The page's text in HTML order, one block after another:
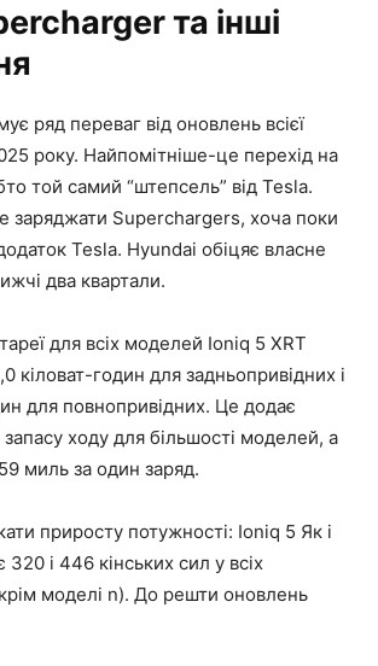
та інші
ряд переваг від оновлень всієї
року. Найпомітніше-це перехід на
той самий “штепсель” від Tesla.
заряджати Superchargers, хоча поки
Tesla. Hyundai обіцяє власне
два квартали.
для всіх моделей Ioniq 5 XRT
кіловат-годин для задньопривідних і
для повнопривідних. Це додає
ходу для більшості моделей, а
миль за один заряд.
приросту потужності: Ioniq 5 Як і
і 446 кінських сил у всіх
моделі n). До решти оновлень